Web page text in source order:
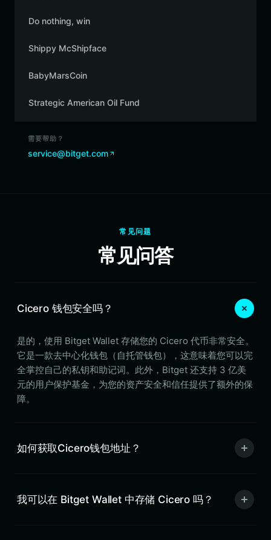
Do nothing, win
Shippy McShipface
BabyMarsCoin
Strategic American Oil Fund
需要帮助？
service@bitget.com
常见问题
常见问答
Cicero 钱包安全吗？
是的，使用 Bitget Wallet 存储您的 Cicero 代币非常安全。
它是一款去中心化钱包（自托管钱包），这意味着您可以完
全掌控自己的私钥和助记词。此外，Bitget 还支持 3 亿美
元的用户保护基金，为您的资产安全和信任提供了额外的保
障。
如何获取Cicero钱包地址？
我可以在 Bitget Wallet 中存储 Cicero 吗？